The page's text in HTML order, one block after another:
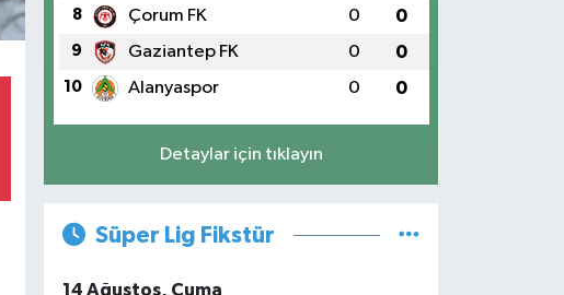
8 Çorum FK 0 0
9 Gaziantep FK 0 0
10 Alanyaspor 0 0
Detaylar için tıklayın
Süper Lig Fikstür
14 Ağustos, Cuma